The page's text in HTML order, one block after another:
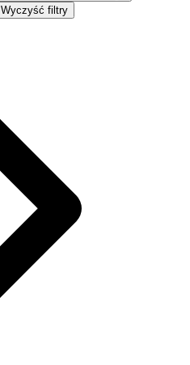
Wyczyść filtry